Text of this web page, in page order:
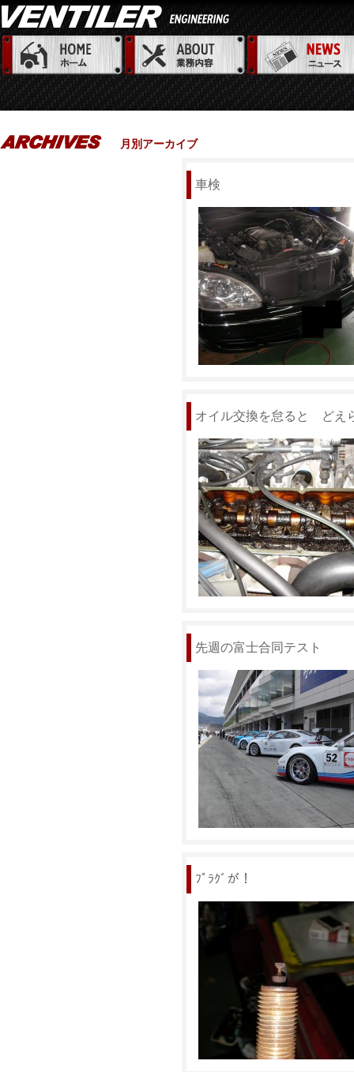
月別アーカイブ
車検
オイル交換を怠ると どえ
先週の富士合同テスト
ﾌﾟﾗｸﾞが！